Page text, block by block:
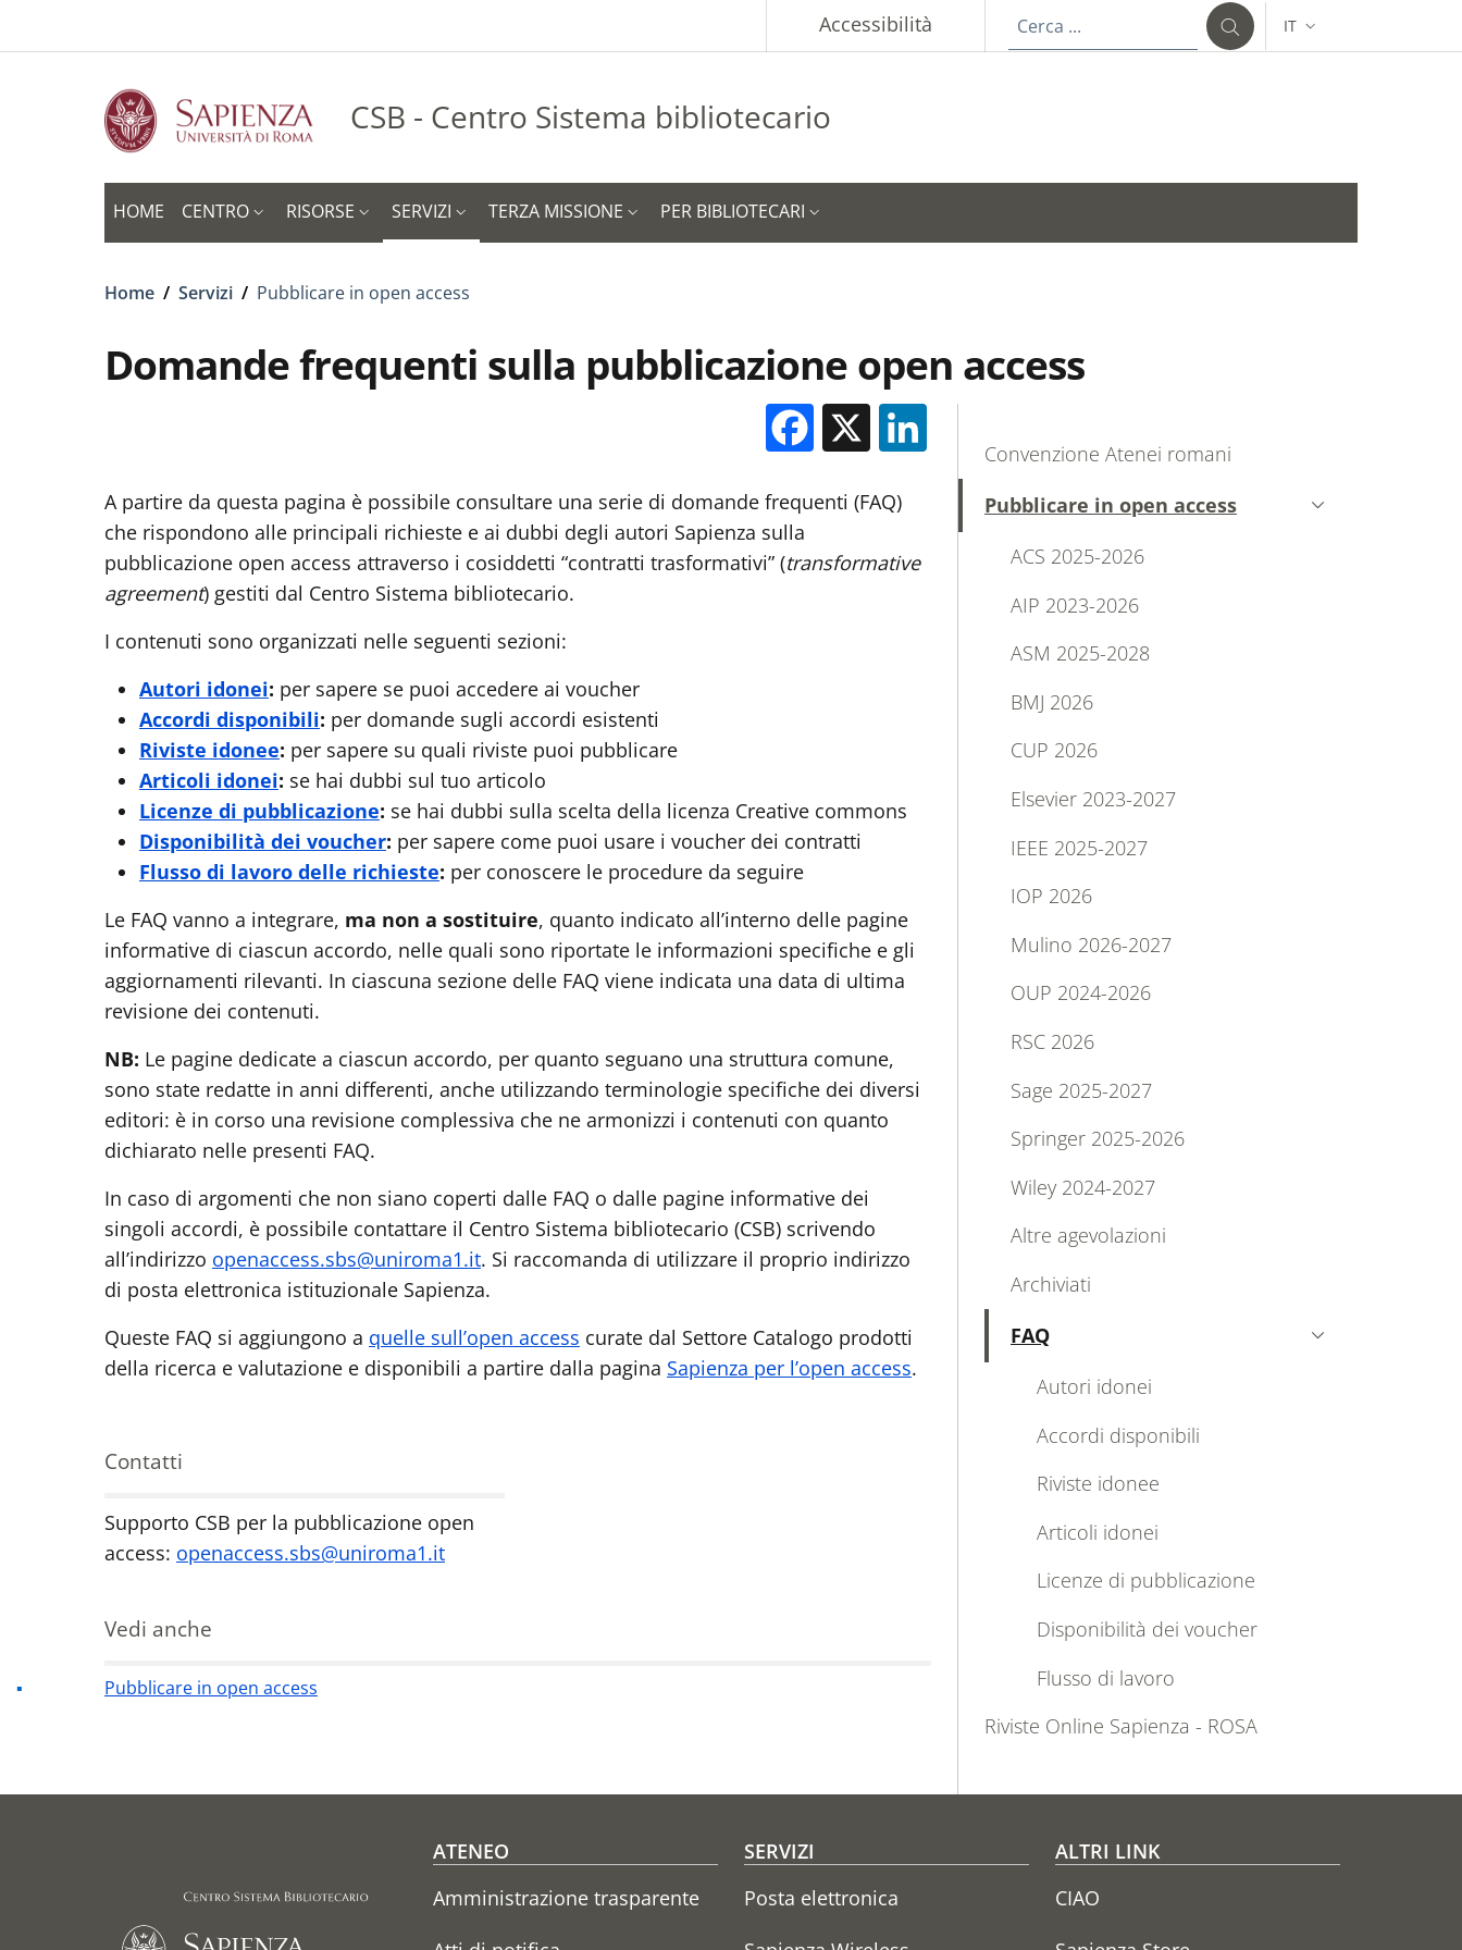
Accessibilità SELETTORE LINGUA:
IT
CSB - Centro Sistema bibliotecario
HOME CENTRO RISORSE SERVIZI TERZA MISSIONE PER BIBLIOTECARI
Briciole di pane
Home / Servizi / Pubblicare in open access
Domande frequenti sulla pubblicazione open access
Facebook
X
A partire da questa pagina è possibile consultare una serie di domande frequenti (FAQ)
che rispondono alle principali richieste e ai dubbi degli autori Sapienza sulla
pubblicazione open access attraverso i cosiddetti “contratti trasformativi” (transformative
agreement) gestiti dal Centro Sistema bibliotecario.
I contenuti sono organizzati nelle seguenti sezioni:
Autori idonei: per sapere se puoi accedere ai voucher
Accordi disponibili: per domande sugli accordi esistenti
Riviste idonee: per sapere su quali riviste puoi pubblicare
Articoli idonei: se hai dubbi sul tuo articolo
Licenze di pubblicazione: se hai dubbi sulla scelta della licenza Creative commons
Disponibilità dei voucher: per sapere come puoi usare i voucher dei contratti
Flusso di lavoro delle richieste: per conoscere le procedure da seguire
Le FAQ vanno a integrare, ma non a sostituire, quanto indicato all’interno delle pagine
informative di ciascun accordo, nelle quali sono riportate le informazioni specifiche e gli
aggiornamenti rilevanti. In ciascuna sezione delle FAQ viene indicata una data di ultima
revisione dei contenuti.
NB: Le pagine dedicate a ciascun accordo, per quanto seguano una struttura comune,
sono state redatte in anni differenti, anche utilizzando terminologie specifiche dei diversi
editori: è in corso una revisione complessiva che ne armonizzi i contenuti con quanto
dichiarato nelle presenti FAQ.
In caso di argomenti che non siano coperti dalle FAQ o dalle pagine informative dei
singoli accordi, è possibile contattare il Centro Sistema bibliotecario (CSB) scrivendo
all’indirizzo openaccess.sbs@uniroma1.it. Si raccomanda di utilizzare il proprio indirizzo
di posta elettronica istituzionale Sapienza.
Queste FAQ si aggiungono a quelle sull’open access curate dal Settore Catalogo prodotti
della ricerca e valutazione e disponibili a partire dalla pagina Sapienza per l’open access.
Contatti
Contatti
Supporto CSB per la pubblicazione open
access: openaccess.sbs@uniroma1.it
Vedi anche
Pubblicare in open access
MAIN NAVIGATION
Convenzione Atenei romani
Pubblicare in open access
Attivo
ACS 2025-2026
AIP 2023-2026
ASM 2025-2028
BMJ 2026
CUP 2026
Elsevier 2023-2027
IEEE 2025-2027
IOP 2026
Mulino 2026-2027
OUP 2024-2026
RSC 2026
Sage 2025-2027
Springer 2025-2026
Wiley 2024-2027
Altre agevolazioni
Archiviati
FAQ
Attivo
Autori idonei
Accordi disponibili
Riviste idonee
Articoli idonei
Licenze di pubblicazione
Disponibilità dei voucher
Flusso di lavoro
Riviste Online Sapienza - ROSA
Footer menu
ATENEO
Amministrazione trasparente
SERVIZI
Posta elettronica
ALTRI LINK
CIAO